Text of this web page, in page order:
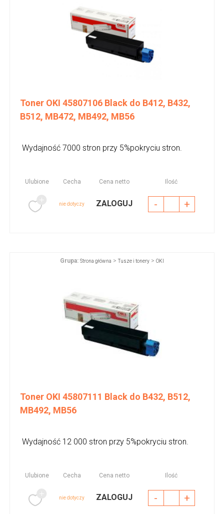
Toner OKI 45807106 Black do B412, B432,
B512, MB472, MB492, MB56
Wydajność 7000 stron przy 5%pokryciu stron.
Ulubione Cecha Cena netto Ilość
nie dotyczy ZALOGUJ - +
Grupa: Strona główna >Tusze i tonery > OKI
Toner OKI 45807111 Black do B432, B512,
MB492, MB56
Wydajność 12 000 stron przy 5%pokryciu stron.
Ulubione Cecha Cena netto Ilość
nie dotyczy ZALOGUJ - +